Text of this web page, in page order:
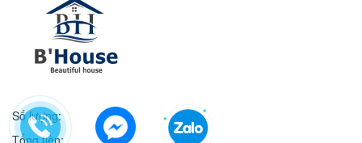
Số lượng:
Tổng tiền: